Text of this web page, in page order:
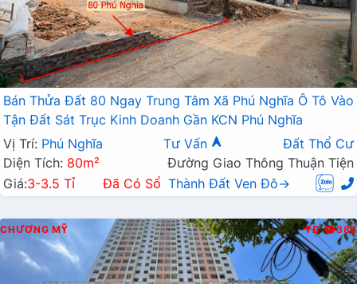
Bán Thửa Đất 80 Ngay Trung Tâm Xã Phú Nghĩa Ô Tô Vào
Tận Đất Sát Trục Kinh Doanh Gần KCN Phú Nghĩa
Vị Trí: Phú Nghĩa Tư Vấn
Đất Thổ Cư
Diện Tích: 80m²
Đường Giao Thông Thuận Tiện
Giá:3-3.5 Tỉ Đã Có Sổ Thành Đất Ven Đô→
CHƯƠNG MỸ Đ 386